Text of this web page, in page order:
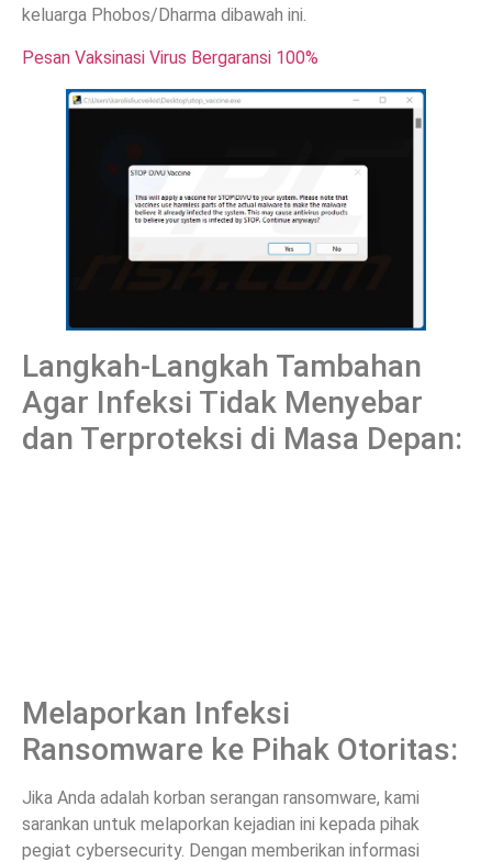
keluarga Phobos/Dharma dibawah ini.
Pesan Vaksinasi Virus Bergaransi 100%
Langkah-Langkah Tambahan
Agar Infeksi Tidak Menyebar
dan Terproteksi di Masa Depan:
Melaporkan Infeksi
Ransomware ke Pihak Otoritas:
Jika Anda adalah korban serangan ransomware, kami
sarankan untuk melaporkan kejadian ini kepada pihak
pegiat cybersecurity. Dengan memberikan informasi